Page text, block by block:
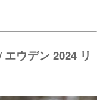
ウデン 2024 リ